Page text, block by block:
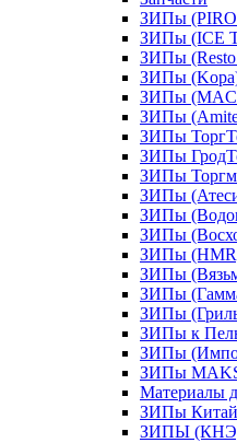
ЗИПы
ЗИПы (ICE
ЗИПы (Resto
ЗИПы
ЗИПы
ЗИПы
ЗИПы
ЗИПы
ЗИПы
ЗИПы
ЗИПы
ЗИПы
ЗИПы
ЗИПы
ЗИПы
ЗИПы
ЗИПы к
ЗИПы
ЗИПы
Материалы
ЗИПы Китай
ЗИПЫ